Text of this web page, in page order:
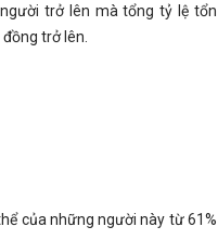
trở lên mà tổng tỷ lệ tổn
trở lên.
của những người này từ 61%